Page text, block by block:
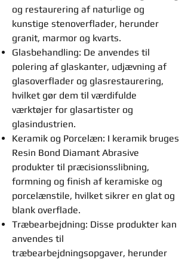
og restaurering af naturlige og
kunstige stenoverflader, herunder
granit, marmor og kvarts.
Glasbehandling: De anvendes til
polering af glaskanter, udjævning af
glasoverflader og glasrestaurering,
hvilket gør dem til værdifulde
værktøjer for glasartister og
glasindustrien.
Keramik og Porcelæn: I keramik bruges
Resin Bond Diamant Abrasive
produkter til præcisionsslibning,
formning og finish af keramiske og
porcelænstile, hvilket sikrer en glat og
blank overflade.
Træbearbejdning: Disse produkter kan
anvendes til
træbearbejdningsopgaver, herunder